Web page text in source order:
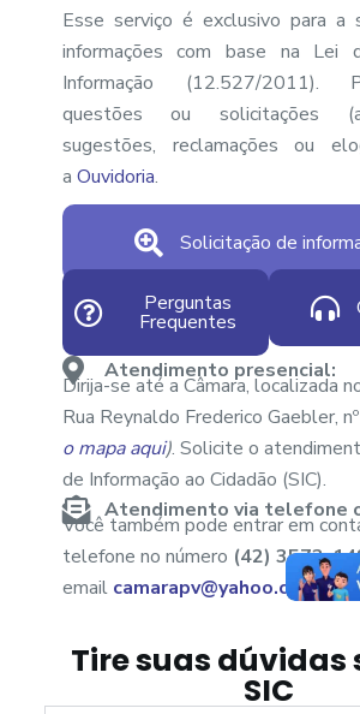
Esse serviço é exclusivo para a
informações com base na Lei
Informação (12.527/2011).
questões ou solicitações
sugestões, reclamações ou
a Ouvidoria.
Solicitação de
Perguntas
Frequentes
Atendimento presencial:
Dirija-se até a Câmara, localizada
Rua Reynaldo Frederico Gaebler,
o mapa aqui). Solicite o
de Informação ao Cidadão (SIC).
Atendimento via telefone
Você também pode entrar em
telefone no número (42) 3573-
email camarapv@yahoo.com.br.
Tire suas dúvidas
SIC